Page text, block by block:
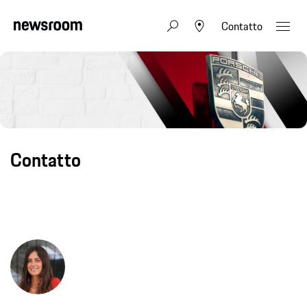
Contatto
Contatto